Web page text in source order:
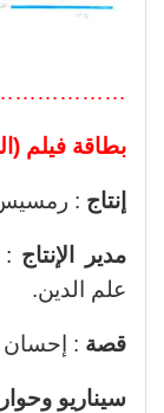
بطاقة فيلم
إنتاج :
مدير الإنتاج :
علم الدين.
قصة : إحسان
سيناريو وحوار